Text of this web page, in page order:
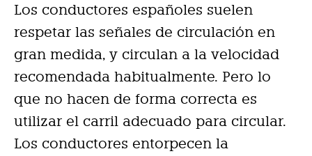
Los conductores españoles suelen
respetar las señales de circulación en
gran medida, y circulan a la velocidad
recomendada habitualmente. Pero lo
que no hacen de forma correcta es
utilizar el carril adecuado para circular.
Los conductores entorpecen la